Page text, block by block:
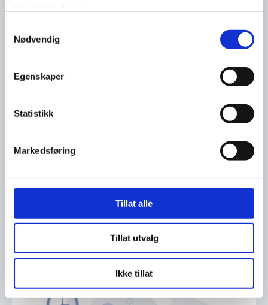
Nødvendig
Egenskaper
Statistikk
Markedsføring
Tillat alle
Tillat utvalg
Ikke tillat
Les flere nyheter